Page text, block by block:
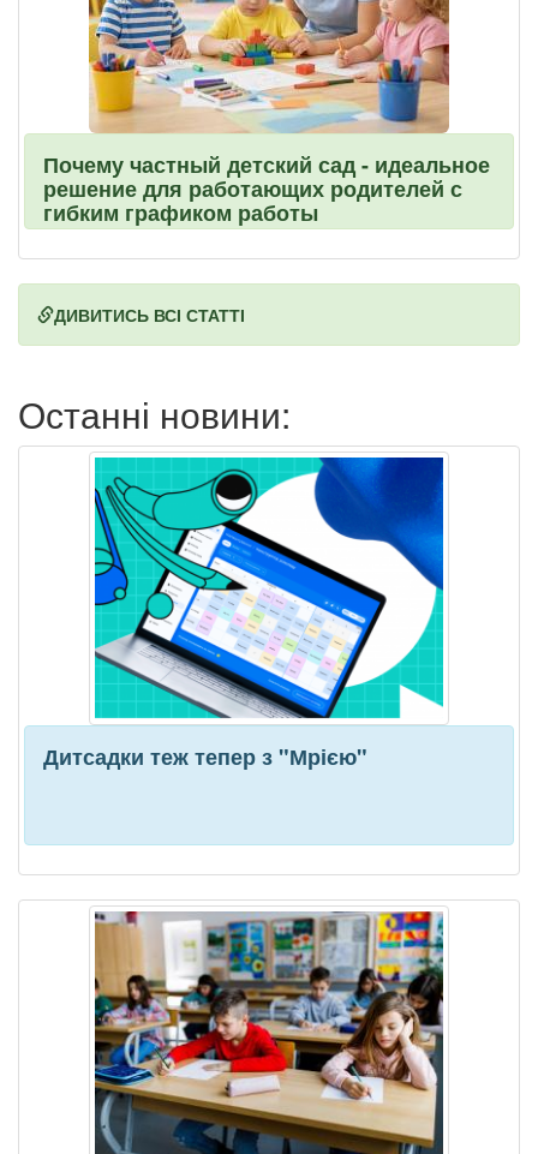
Почему частный детский сад - идеальное
решение для работающих родителей с
гибким графиком работы
ДИВИТИСЬ ВСІ СТАТТІ
Останні новини:
Дитсадки теж тепер з "Мрією"